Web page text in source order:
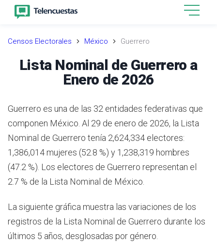
Censos Electorales México Guerrero
Lista Nominal de Guerrero a
Enero de 2026
Guerrero es una de las 32 entidades federativas que
componen México. Al 29 de enero de 2026, la Lista
Nominal de Guerrero tenía 2,624,334 electores:
1,386,014 mujeres (52.8 %) y 1,238,319 hombres
(47.2 %). Los electores de Guerrero representan el
2.7 % de la Lista Nominal de México.
La siguiente gráfica muestra las variaciones de los
registros de la Lista Nominal de Guerrero durante los
últimos 5 años, desglosadas por género.